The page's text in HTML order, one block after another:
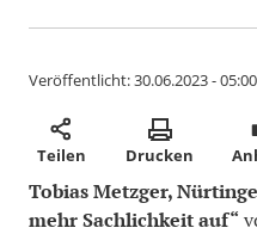
Veröffentlicht:30.06.2023 - 05:00
Teilen Drucken
Tobias Metzger,
mehr Sachlichkeit auf“